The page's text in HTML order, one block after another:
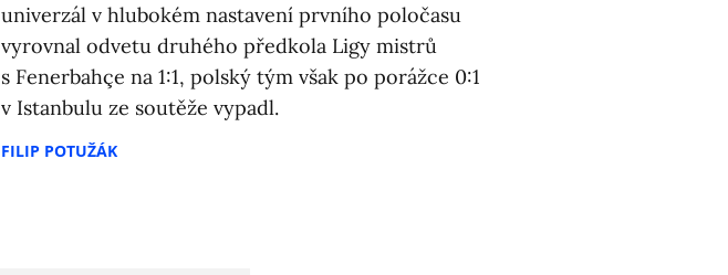
univerzál v hlubokém nastavení prvního poločasu
vyrovnal odvetu druhého předkola Ligy mistrů
s Fenerbahçe na 1:1, polský tým však po porážce 0:1
v Istanbulu ze soutěže vypadl.
FILIP POTUŽÁK